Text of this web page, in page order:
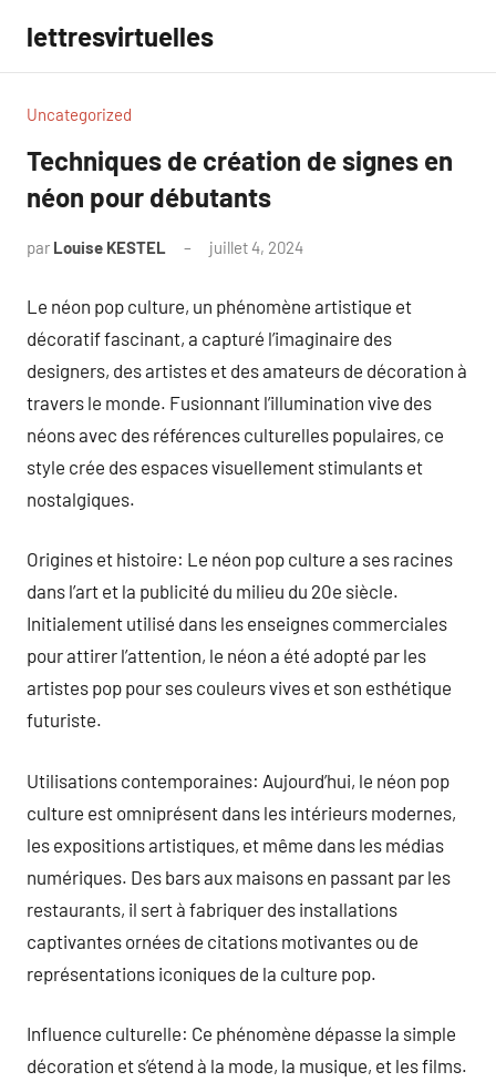
contenu
lettresvirtuelles
Uncategorized
Techniques de création de signes en
néon pour débutants
par Louise KESTEL juillet 4, 2024
Le néon pop culture, un phénomène artistique et
décoratif fascinant, a capturé l’imaginaire des
designers, des artistes et des amateurs de décoration à
travers le monde. Fusionnant l’illumination vive des
néons avec des références culturelles populaires, ce
style crée des espaces visuellement stimulants et
nostalgiques.
Origines et histoire: Le néon pop culture a ses racines
dans l’art et la publicité du milieu du 20e siècle.
Initialement utilisé dans les enseignes commerciales
pour attirer l’attention, le néon a été adopté par les
artistes pop pour ses couleurs vives et son esthétique
futuriste.
Utilisations contemporaines: Aujourd’hui, le néon pop
culture est omniprésent dans les intérieurs modernes,
les expositions artistiques, et même dans les médias
numériques. Des bars aux maisons en passant par les
restaurants, il sert à fabriquer des installations
captivantes ornées de citations motivantes ou de
représentations iconiques de la culture pop.
Influence culturelle: Ce phénomène dépasse la simple
décoration et s’étend à la mode, la musique, et les films.